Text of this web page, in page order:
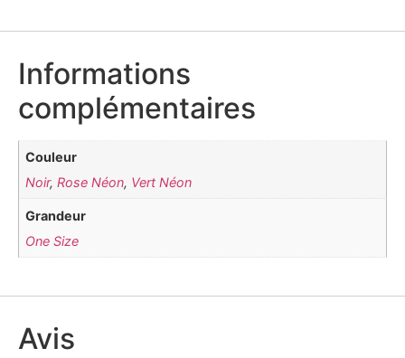
Informations
complémentaires
Couleur
Noir,Rose Néon, Vert Néon
Grandeur
One Size
Avis